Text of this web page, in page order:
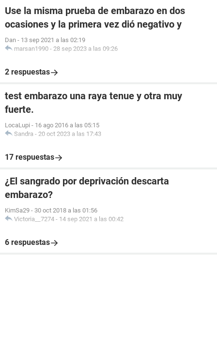
Use la misma prueba de embarazo en dos
ocasiones y la primera vez dió negativo y
Dan - 13 sep 2021 a las 02:19
marsan1990 - 28 sep 2023 a las 09:26
2 respuestas
test embarazo una raya tenue y otra muy
fuerte.
LocaLupi - 16 ago 2016 a las 05:15
Sandra - 20 oct 2023 a las 17:43
17 respuestas
¿El sangrado por deprivación descarta
embarazo?
KimSa29 - 30 oct 2018 a las 01:56
Victoria__7274 - 14 sep 2021 a las 00:42
6 respuestas